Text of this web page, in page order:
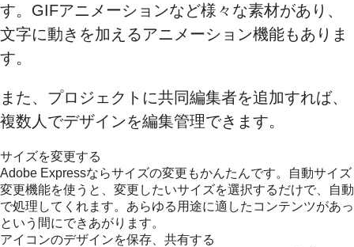
す。GIFアニメーションなど様々な素材があり、
文字に動きを加えるアニメーション機能もありま
す。
また、プロジェクトに共同編集者を追加すれば、
複数人でデザインを編集管理できます。
サイズを変更する
Adobe Expressならサイズの変更もかんたんです。自動サイズ
変更機能を使うと、変更したいサイズを選択するだけで、自動
で処理してくれます。あらゆる用途に適したコンテンツがあっ
という間にできあがります。
アイコンのデザインを保存、共有する